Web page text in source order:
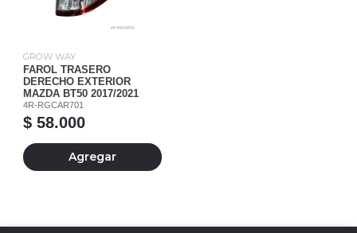
GROW WAY
FAROL TRASERO
DERECHO EXTERIOR
MAZDA BT50 2017/2021
4R-RGCAR701
$ 58.000
Agregar